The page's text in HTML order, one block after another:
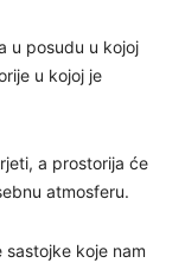
u posudu u kojoj
u kojoj je
a prostorija će
atmosferu.
koje nam